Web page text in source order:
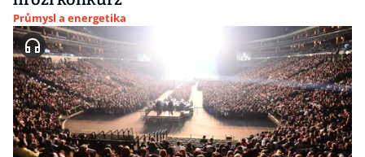
Průmysl a energetika